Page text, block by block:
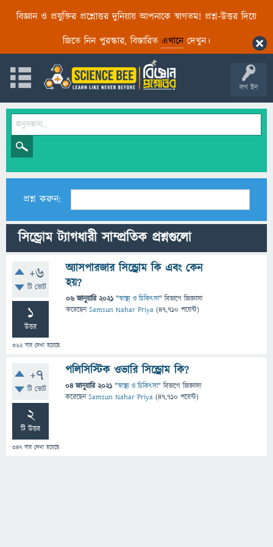
বিজ্ঞান ও প্রযুক্তির প্রশ্নোত্তর দুনিয়ায় আপনাকে স্বাগতম! প্রশ্ন-উত্তর দিয়ে
জিতে নিন পুরস্কার, বিস্তারিত এখানেদেখুন।
লগ ইন
প্রশ্ন করুন:
সিন্ড্রোম ট্যাগধারী সাম্প্রতিক প্রশ্নগুলো
+6
টি ভোট
1
উত্তর
362বার দেখা হয়েছে
অ্যাসপারজার সিন্ড্রোম কি এবং কেন
হয়?
06 জানুয়ারি 2021 "স্বাস্থ্য ও চিকিৎসা" বিভাগে জিজ্ঞাসা
করেছেনSamsun Nahar Priya (47,710 পয়েন্ট)
+7
টি ভোট
2
টি উত্তর
347 বার দেখা হয়েছে
পলিসিস্টিক ওভারি সিন্ড্রোম কি?
04 জানুয়ারি 2021 "স্বাস্থ্য ও চিকিৎসা" বিভাগে জিজ্ঞাসা
করেছেনSamsun Nahar Priya (47,710 পয়েন্ট)